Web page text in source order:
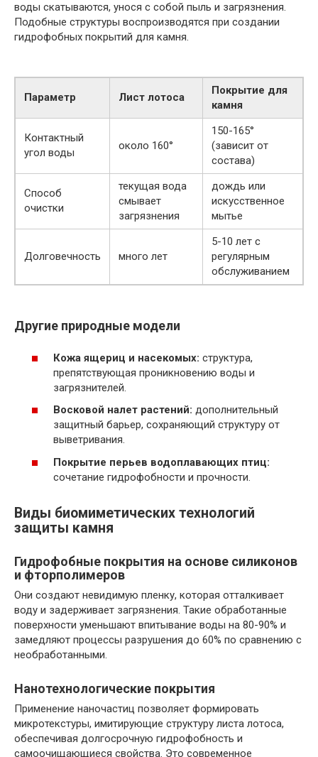
воды скатываются, унося с собой пыль и загрязнения.
Подобные структуры воспроизводятся при создании
гидрофобных покрытий для камня.
Параметр Лист лотоса
Покрытие для
камня
Контактный
угол воды
около 160°
150-165°
(зависит от
состава)
Способ
очистки
текущая вода
смывает
загрязнения
дождь или
искусственное
мытье
Долговечность много лет
5-10 лет с
регулярным
обслуживанием
Другие природные модели
Кожа ящериц и насекомых: структура,
препятствующая проникновению воды и
загрязнителей.
Восковой налет растений: дополнительный
защитный барьер, сохраняющий структуру от
выветривания.
Покрытие перьев водоплавающих птиц:
сочетание гидрофобности и прочности.
Виды биомиметических технологий
защиты камня
Гидрофобные покрытия на основе силиконов
и фторполимеров
Они создают невидимую пленку, которая отталкивает
воду и задерживает загрязнения. Такие обработанные
поверхности уменьшают впитывание воды на 80-90% и
замедляют процессы разрушения до 60% по сравнению с
необработанными.
Нанотехнологические покрытия
Применение наночастиц позволяет формировать
микротекстуры, имитирующие структуру листа лотоса,
обеспечивая долгосрочную гидрофобность и
самоочищающиеся свойства. Это современное